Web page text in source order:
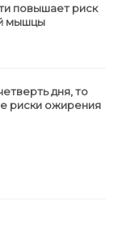
повышает риск
мышцы
дня, то
риски ожирения